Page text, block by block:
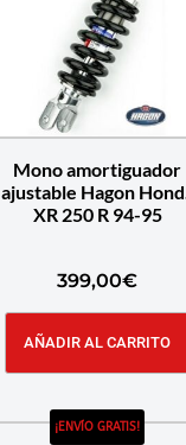
Mono amortiguador
ajustable Hagon Honda
XR 250 R 94-95
399,00€
AÑADIR AL CARRITO
¡ENVÍO GRATIS!